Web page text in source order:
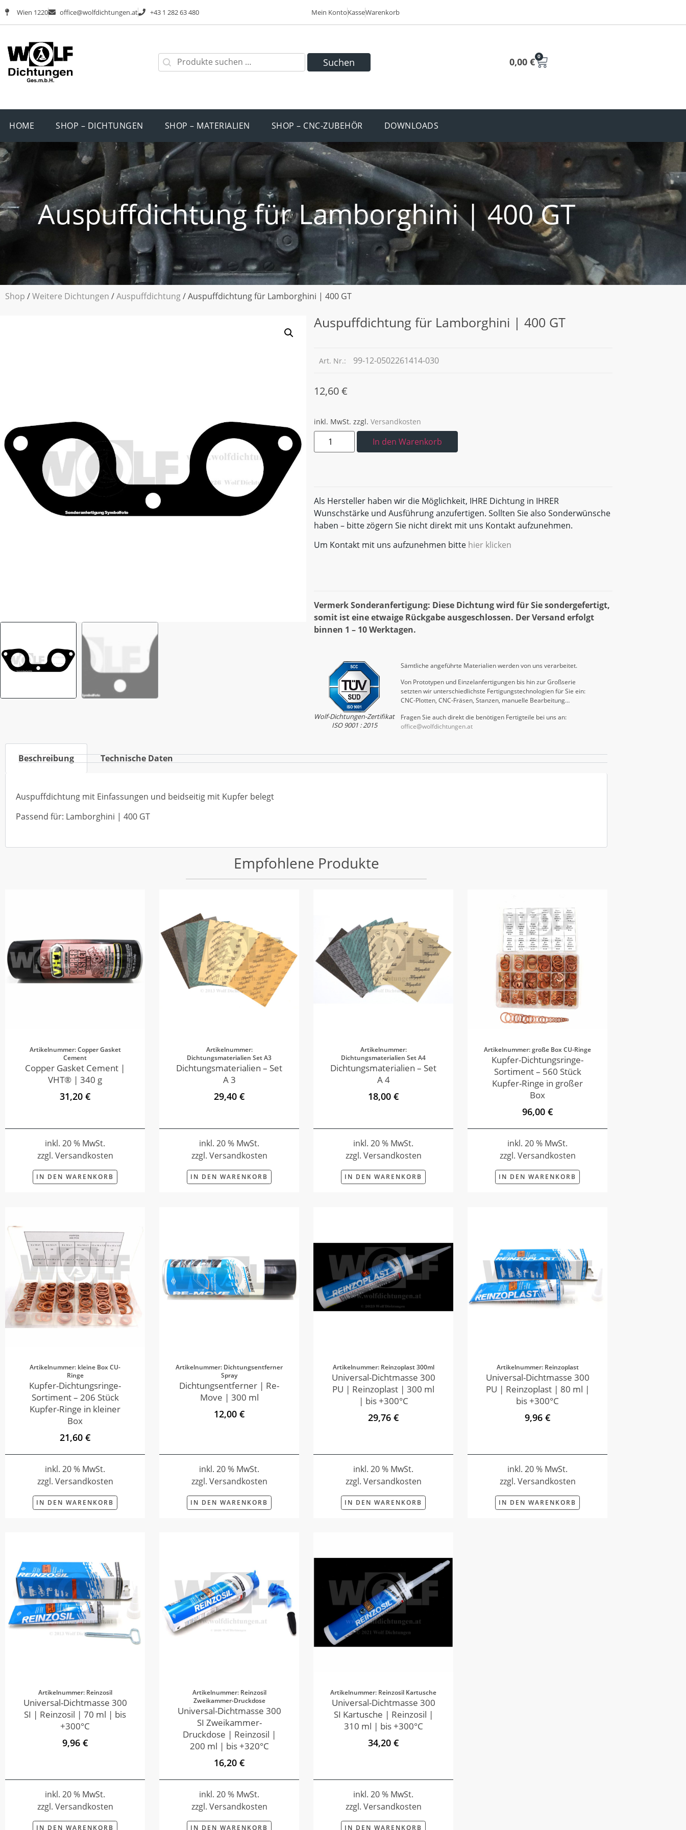
Wien 1220 office@wolfdichtungen.at +43 1 282 63 480 Mein KontoKasseWarenkorb
Suchen 0,00 € 0
HOME SHOP – DICHTUNGEN SHOP – MATERIALIEN SHOP – CNC-ZUBEHÖR DOWNLOADS
Auspuffdichtung für Lamborghini | 400 GT
Shop /Weitere Dichtungen /Auspuffdichtung/ Auspuffdichtung für Lamborghini | 400 GT
Auspuffdichtung für Lamborghini | 400 GT
Art. Nr.: 99-12-0502261414-030
12,60€
inkl. MwSt. zzgl. Versandkosten
In den Warenkorb
Als Hersteller haben wir die Möglichkeit, IHRE Dichtung in IHRER
Wunschstärke und Ausführung anzufertigen. Sollten Sie also Sonderwünsche
haben – bitte zögern Sie nicht direkt mit uns Kontakt aufzunehmen.
Um Kontakt mit uns aufzunehmen bitte hier klicken
Vermerk Sonderanfertigung: Diese Dichtung wird für Sie sondergefertigt,
somit ist eine etwaige Rückgabe ausgeschlossen. Der Versand erfolgt
binnen 1 – 10 Werktagen.
Wolf-Dichtungen-Zertifikat
ISO 9001 : 2015
Sämtliche angeführte Materialien werden von uns verarbeitet.
Von Prototypen und Einzelanfertigungen bis hin zur Großserie
setzten wir unterschiedlichste Fertigungstechnologien für Sie ein:
CNC-Plotten, CNC-Fräsen, Stanzen, manuelle Bearbeitung…
Fragen Sie auch direkt die benötigen Fertigteile bei uns an:
office@wolfdichtungen.at
Beschreibung Technische Daten
Auspuffdichtung mit Einfassungen und beidseitig mit Kupfer belegt
Passend für: Lamborghini | 400 GT
Empfohlene Produkte
Artikelnummer: Copper Gasket
Cement
Copper Gasket Cement |
VHT® | 340 g
31,20 €
inkl. 20 % MwSt.
zzgl. Versandkosten
IN DEN WARENKORB
Artikelnummer:
Dichtungsmaterialien Set A3
Dichtungsmaterialien – Set
A 3
29,40 €
inkl. 20 % MwSt.
zzgl. Versandkosten
IN DEN WARENKORB
Artikelnummer:
Dichtungsmaterialien Set A4
Dichtungsmaterialien – Set
A 4
18,00 €
inkl. 20 % MwSt.
zzgl. Versandkosten
IN DEN WARENKORB
Artikelnummer: große Box CU-Ringe
Kupfer-Dichtungsringe-
Sortiment – 560 Stück
Kupfer-Ringe in großer
Box
96,00 €
inkl. 20 % MwSt.
zzgl. Versandkosten
IN DEN WARENKORB
Artikelnummer: kleine Box CU-
Ringe
Kupfer-Dichtungsringe-
Sortiment – 206 Stück
Kupfer-Ringe in kleiner
Box
21,60 €
inkl. 20 % MwSt.
zzgl. Versandkosten
IN DEN WARENKORB
Artikelnummer: Dichtungsentferner
Spray
Dichtungsentferner | Re-
Move | 300 ml
12,00 €
inkl. 20 % MwSt.
zzgl. Versandkosten
IN DEN WARENKORB
Artikelnummer: Reinzoplast 300ml
Universal-Dichtmasse 300
PU | Reinzoplast | 300 ml
| bis +300°C
29,76 €
inkl. 20 % MwSt.
zzgl. Versandkosten
IN DEN WARENKORB
Artikelnummer: Reinzoplast
Universal-Dichtmasse 300
PU | Reinzoplast | 80 ml |
bis +300°C
9,96 €
inkl. 20 % MwSt.
zzgl. Versandkosten
IN DEN WARENKORB
Artikelnummer: Reinzosil
Universal-Dichtmasse 300
SI | Reinzosil | 70 ml | bis
+300°C
9,96 €
inkl. 20 % MwSt.
zzgl. Versandkosten
IN DEN WARENKORB
Artikelnummer: Reinzosil
Zweikammer-Druckdose
Universal-Dichtmasse 300
SI Zweikammer-
Druckdose | Reinzosil |
200 ml | bis +320°C
16,20 €
inkl. 20 % MwSt.
zzgl. Versandkosten
IN DEN WARENKORB
Artikelnummer: Reinzosil Kartusche
Universal-Dichtmasse 300
SI Kartusche | Reinzosil |
310 ml | bis +300°C
34,20 €
inkl. 20 % MwSt.
zzgl. Versandkosten
IN DEN WARENKORB